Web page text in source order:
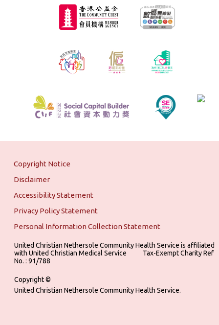
Copyright Notice
Disclaimer
Accessibility Statement
Privacy Policy Statement
Personal Information Collection Statement
United Christian Nethersole Community Health Service is affiliated
with United Christian Medical Service ‎ ‎ ‎ ‎ ‎ ‎ ‎ ‎ ‎ Tax-Exempt Charity Ref
No. : 91/788
Copyright ©
United Christian Nethersole Community Health Service.